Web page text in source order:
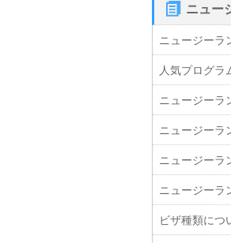
ニュー
ニュージーラ
人気プログラ
ニュージーラ
ニュージーラ
ニュージーラ
ニュージーラ
ビザ種類につ